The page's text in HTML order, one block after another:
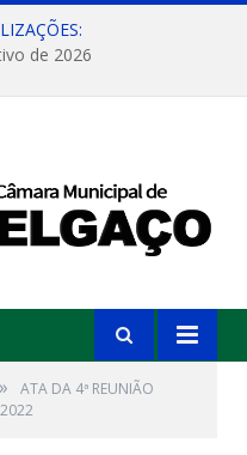
de 2026
»
ATA DA 4ª REUNIÃO